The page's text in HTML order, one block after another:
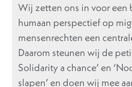
Wij zetten ons in voor een
humaan perspectief op
mensenrechten een
Daarom steunen wij de
Solidarity a chance’ en
slapen’ en doen wij mee